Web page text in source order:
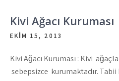
Kivi Ağacı Kuruması
EKIM 15, 2013
Kivi Ağacı Kuruması : Kivi
sebepsizce kurumaktadır.